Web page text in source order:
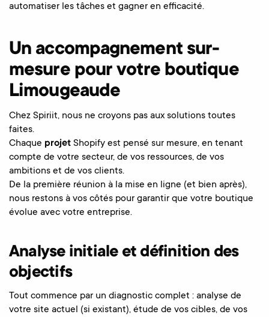
automatiser les tâches et gagner en efficacité.
Un accompagnement sur-
mesure pour votre boutique
Limougeaude
Chez Spiriit, nous ne croyons pas aux solutions toutes
faites.
Chaque projet Shopify est pensé sur mesure, en tenant
compte de votre secteur, de vos ressources, de vos
ambitions et de vos clients.
De la première réunion à la mise en ligne (et bien après),
nous restons à vos côtés pour garantir que votre boutique
évolue avec votre entreprise.
Analyse initiale et définition des
objectifs
Tout commence par un diagnostic complet : analyse de
votre site actuel (si existant), étude de vos cibles, de vos